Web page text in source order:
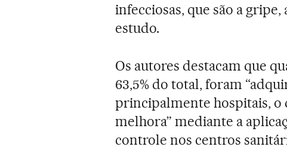
infecciosas, que são a
estudo.
Os autores destacam que
63,5% do total, foram
principalmente hospitais, o
melhora” mediante a
controle nos centros